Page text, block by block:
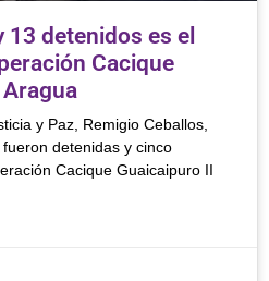
detenidos es el
Cacique
y Paz, Remigio Ceballos,
detenidas y cinco
Cacique Guaicaipuro II